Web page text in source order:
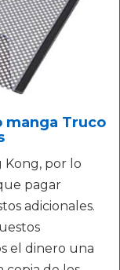
manga Truco
Kong, por lo
pagar
adicionales.
el dinero una